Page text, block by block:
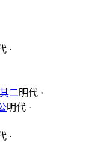
·
二明代 ·
明代 ·
·